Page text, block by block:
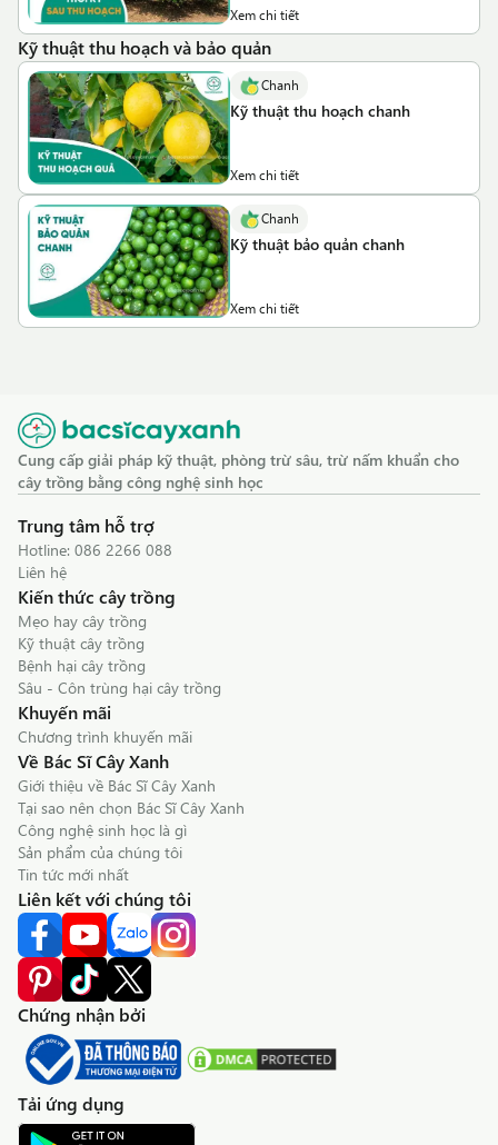
Xem chi tiết
Kỹ thuật thu hoạch và bảo quản
Chanh
Kỹ thuật thu hoạch chanh
Xem chi tiết
Chanh
Kỹ thuật bảo quản chanh
Xem chi tiết
Cung cấp giải pháp kỹ thuật, phòng trừ sâu, trừ nấm khuẩn cho
cây trồng bằng công nghệ sinh học
Trung tâm hỗ trợ
Hotline: 086 2266 088
Liên hệ
Kiến thức cây trồng
Mẹo hay cây trồng
Kỹ thuật cây trồng
Bệnh hại cây trồng
Sâu - Côn trùng hại cây trồng
Khuyến mãi
Chương trình khuyến mãi
Về Bác Sĩ Cây Xanh
Giới thiệu về Bác Sĩ Cây Xanh
Tại sao nên chọn Bác Sĩ Cây Xanh
Công nghệ sinh học là gì
Sản phẩm của chúng tôi
Tin tức mới nhất
Liên kết với chúng tôi
Chứng nhận bởi
Tải ứng dụng